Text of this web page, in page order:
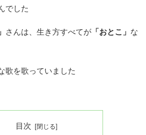
でした
さんは、生き方すべてが 「おとこ」 な
歌を歌っていました
目次